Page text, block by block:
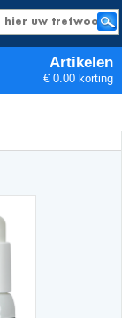
Artikelen
€ 0.00 korting